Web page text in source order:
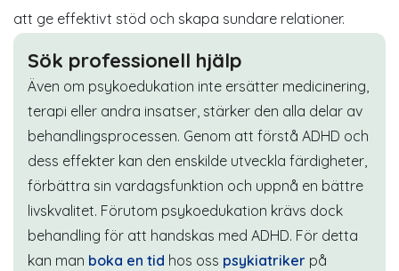
att ge effektivt stöd och skapa sundare relationer.
Sök professionell hjälp
Även om psykoedukation inte ersätter medicinering,
terapi eller andra insatser, stärker den alla delar av
behandlingsprocessen. Genom att förstå ADHD och
dess effekter kan den enskilde utveckla färdigheter,
förbättra sin vardagsfunktion och uppnå en bättre
livskvalitet. Förutom psykoedukation krävs dock
behandling för att handskas med ADHD. För detta
kan man boka en tid hos oss psykiatriker på